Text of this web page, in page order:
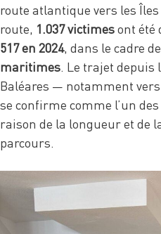
route atlantique vers les
route, 1.037 victimesont été
517 en 2024, dans le cadre de
maritimes. Le trajet depuis
Baléares — notamment vers
se confirme comme l’un
raison de la longueur et de
parcours.